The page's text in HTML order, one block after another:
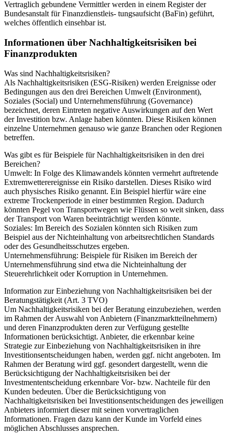
Vertraglich gebundene Vermittler werden in einem Register der
Bundesanstalt für Finanzdienstleis- tungsaufsicht (BaFin) geführt,
welches öffentlich einsehbar ist.
Informationen über Nach­haltig­keits­risiken bei
Finanz­pro­dukten
Was sind Nachhaltig­keitsrisiken?
Als Nachhaltigkeitsrisiken (ESG-Risiken) werden Ereignisse oder
Bedingungen aus den drei Bereichen Umwelt (Environment),
Soziales (Social) und Unternehmensführung (Governance)
bezeichnet, deren Eintreten negative Auswirkungen auf den Wert
der Investition bzw. Anlage haben könnten. Diese Risiken können
einzelne Unternehmen genauso wie ganze Branchen oder Regionen
betreffen.
Was gibt es für Beispiele für Nachhaltigkeitsrisiken in den drei
Bereichen?
Umwelt: In Folge des Klimawandels könnten vermehrt auftretende
Extremwetterereignisse ein Risiko darstellen. Dieses Risiko wird
auch physisches Risiko genannt. Ein Beispiel hierfür wäre eine
extreme Trockenperiode in einer bestimmten Region. Dadurch
könnten Pegel von Transportwegen wie Flüssen so weit sinken, dass
der Transport von Waren beeinträchtigt werden könnte.
Soziales: Im Bereich des Sozialen könnten sich Risiken zum
Beispiel aus der Nichteinhaltung von arbeitsrechtlichen Standards
oder des Gesundheitsschutzes ergeben.
Unternehmensführung: Beispiele für Risiken im Bereich der
Unternehmensführung sind etwa die Nichteinhaltung der
Steuerehrlichkeit oder Korruption in Unternehmen.
Information zur Einbeziehung von Nachhaltigkeitsrisiken bei der
Beratungstätigkeit (Art. 3 TVO)
Um Nachhaltigkeitsrisiken bei der Beratung einzubeziehen, werden
im Rahmen der Auswahl von Anbietern (Finanzmarktteilnehmern)
und deren Finanzprodukten deren zur Verfügung gestellte
Informationen berücksichtigt. Anbieter, die erkennbar keine
Strategie zur Einbeziehung von Nachhaltigkeitsrisiken in ihre
Investitionsentscheidungen haben, werden ggf. nicht angeboten. Im
Rahmen der Beratung wird ggf. gesondert dargestellt, wenn die
Berücksichtigung der Nachhaltigkeitsrisiken bei der
Investmententscheidung erkennbare Vor- bzw. Nachteile für den
Kunden bedeuten. Über die Berücksichtigung von
Nachhaltigkeitsrisiken bei Investitionsentscheidungen des jeweiligen
Anbieters informiert dieser mit seinen vorvertraglichen
Informationen. Fragen dazu kann der Kunde im Vorfeld eines
möglichen Abschlusses ansprechen.